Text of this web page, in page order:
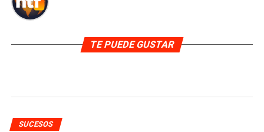
TE PUEDE GUSTAR
SUCESOS